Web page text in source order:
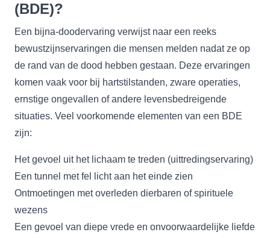
(BDE)?
Een bijna-doodervaring verwijst naar een reeks
bewustzijnservaringen die mensen melden nadat ze op
de rand van de dood hebben gestaan. Deze ervaringen
komen vaak voor bij hartstilstanden, zware operaties,
ernstige ongevallen of andere levensbedreigende
situaties. Veel voorkomende elementen van een BDE
zijn:
Het gevoel uit het lichaam te treden (uittredingservaring)
Een tunnel met fel licht aan het einde zien
Ontmoetingen met overleden dierbaren of spirituele
wezens
Een gevoel van diepe vrede en onvoorwaardelijke liefde